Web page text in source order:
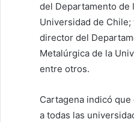
del Departamento de
Universidad de Chile;
director del
Metalúrgica de la
entre otros.
Cartagena indicó
a todas las